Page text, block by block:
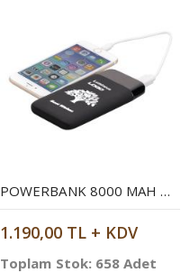
POWERBANK 8000 MAH MOBIL ŞARJ CIHAZI
1.190,00 TL + KDV
Toplam Stok: 658 Adet